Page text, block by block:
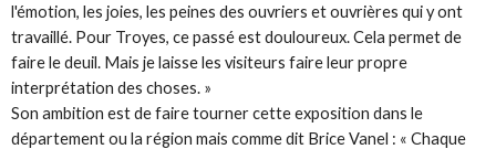
l'émotion, les joies, les peines des ouvriers et ouvrières qui y ont
travaillé. Pour Troyes, ce passé est douloureux. Cela permet de
faire le deuil. Mais je laisse les visiteurs faire leur propre
interprétation des choses. »
Son ambition est de faire tourner cette exposition dans le
département ou la région mais comme dit Brice Vanel : « Chaque